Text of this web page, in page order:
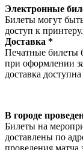
Электронные
Билеты могут
доступ к принтеру.
Доставка *
Печатные билеты
при оформлении
доставка
В городе
Билеты на
доставлены по
проведения матча